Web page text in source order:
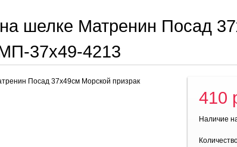
шелке Матренин Посад
37х49-4213
Посад 37х49см Морской призрак
410
Наличие